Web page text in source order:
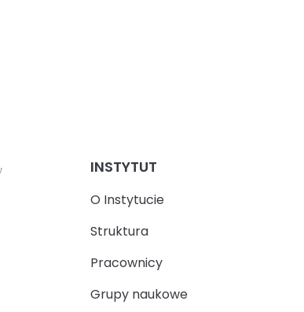
INSTYTUT
O Instytucie
Struktura
Pracownicy
Grupy naukowe